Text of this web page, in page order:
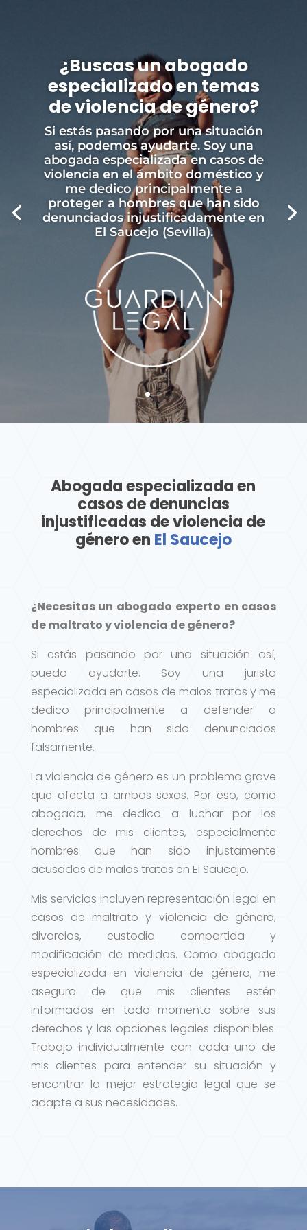
¿Buscas un abogado
especializado en temas
de violencia de género?
Si estás pasando por una situación
así, podemos ayudarte. Soy una
abogada especializada en casos de
violencia en el ámbito doméstico y
me dedico principalmente a
proteger a hombres que han sido
denunciados injustificadamente en
El Saucejo (Sevilla).
Abogada especializada en
casos de denuncias
injustificadas de violencia de
género en El Saucejo
¿Necesitas un abogado experto en casos
de maltrato y violencia de género?
Si estás pasando por una situación así,
puedo ayudarte. Soy una jurista
especializada en casos de malos tratos y me
dedico principalmente a defender a
hombres que han sido denunciados
falsamente.
La violencia de género es un problema grave
que afecta a ambos sexos. Por eso, como
abogada, me dedico a luchar por los
derechos de mis clientes, especialmente
hombres que han sido injustamente
acusados de malos tratos en El Saucejo.
Mis servicios incluyen representación legal en
casos de maltrato y violencia de género,
divorcios, custodia compartida y
modificación de medidas. Como abogada
especializada en violencia de género, me
aseguro de que mis clientes estén
informados en todo momento sobre sus
derechos y las opciones legales disponibles.
Trabajo individualmente con cada uno de
mis clientes para entender su situación y
encontrar la mejor estrategia legal que se
adapte a sus necesidades.